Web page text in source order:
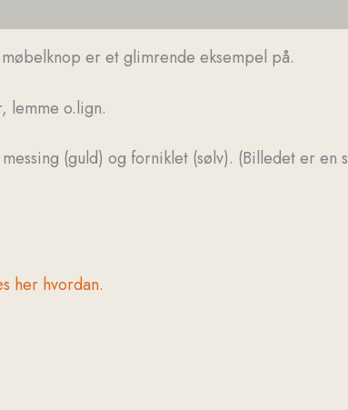
er et glimrende eksempel på.
lemme o.lign.
(guld) og forniklet (sølv). (Billedet er en
her hvordan.